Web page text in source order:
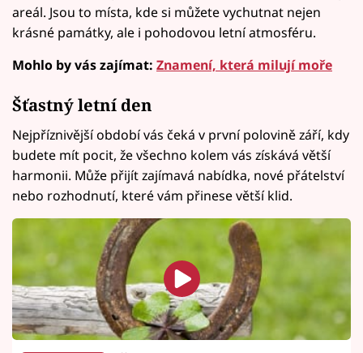
areál. Jsou to místa, kde si můžete vychutnat nejen
krásné památky, ale i pohodovou letní atmosféru.
Mohlo by vás zajímat: Znamení, která milují moře
Šťastný letní den
Nejpříznivější období vás čeká v první polovině září, kdy
budete mít pocit, že všechno kolem vás získává větší
harmonii. Může přijít zajímavá nabídka, nové přátelství
nebo rozhodnutí, které vám přinese větší klid.